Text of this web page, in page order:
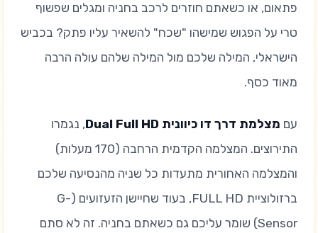
פתאום, או כשאתם חוזרים לרכב בחניה ומגלים שפשוף
טרי על הפגוש שמישהו "שכח" להשאיר עליו פתק? בכביש
הישראלי, המילה שלכם מול המילה שלהם עולה הרבה
מאוד כסף.
עם מצלמת דרך דו כיוונית Dual Full HD
, נגמרו
התירוצים. המצלמה הקדמית הרחבה (170 מעלות)
והמצלמה האחורית מתעדות כל שניה מהנסיעה שלכם
ברזולוציית FULL HD, בעוד שחיישן הזעזועים (G-
Sensor) שומר עליכם גם כשאתם בחניה. זה לא סתם